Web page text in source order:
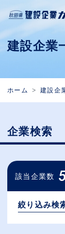
建設企業
ホーム 建設企
企業検索
該当企業数
絞り込み検